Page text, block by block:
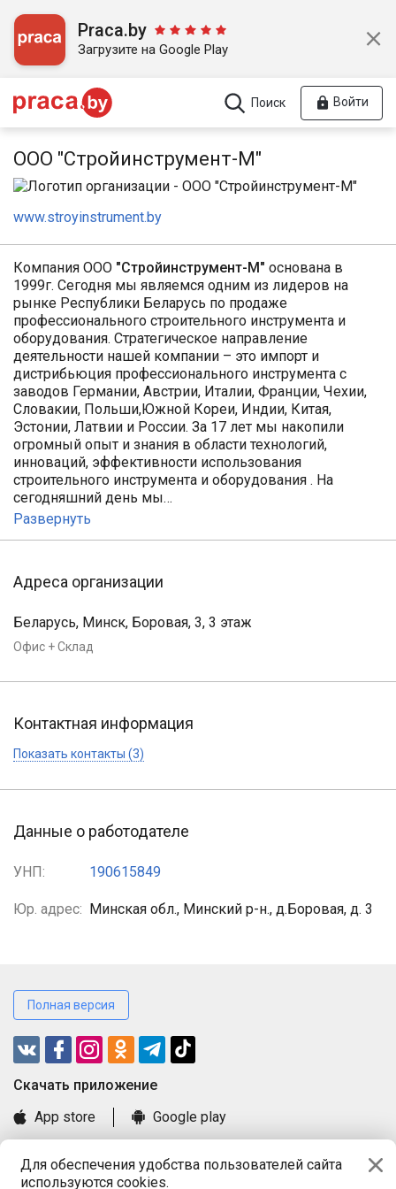
Для обеспечения удобства пользователей сайта
используются cookies.
Praca.by
Загрузите на Google Play
Поиск Войти
ООО "Стройинструмент-М"
www.stroyinstrument.by
Компания ООО "Стройинструмент-М" основана в
1999г. Сегодня мы являемся одним из лидеров на
рынке Республики Беларусь по продаже
профессионального строительного инструмента и
оборудования. Стратегическое направление
деятельности нашей компании – это импорт и
дистрибьюция профессионального инструмента с
заводов Германии, Австрии, Италии, Франции, Чехии,
Словакии, Польши,Южной Кореи, Индии, Китая,
Эстонии, Латвии и России. За 17 лет мы накопили
огромный опыт и знания в области технологий,
инноваций, эффективности использования
строительного инструмента и оборудования . На
сегодняшний день мы…
Развернуть
Адреса организации
Беларусь, Минск, Боровая, 3, 3 этаж
Офис + Склад
Контактная информация
Показать контакты (3)
Данные о работодателе
УНП: 190615849
Юр. адрес: Минская обл., Минский р-н., д.Боровая, д. 3
Полная версия
Cкачать приложение
App store
Google play
Книга замечаний и предложений